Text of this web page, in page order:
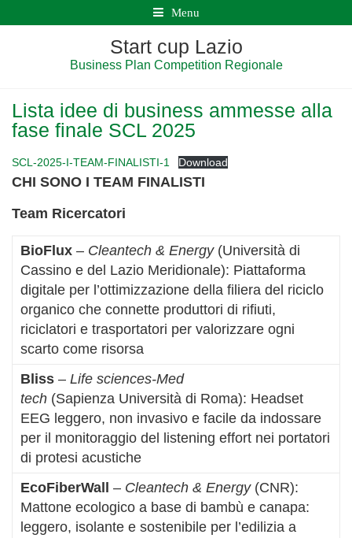
Menu
Start cup Lazio
Business Plan Competition Regionale
Lista idee di business ammesse alla
fase finale SCL 2025
SCL-2025-I-TEAM-FINALISTI-1 Download
CHI SONO I TEAM FINALISTI
Team Ricercatori
BioFlux – Cleantech & Energy(Università di
Cassino e del Lazio Meridionale): Piattaforma
digitale per l’ottimizzazione della filiera del riciclo
organico che connette produttori di rifiuti,
riciclatori e trasportatori per valorizzare ogni
scarto come risorsa
Bliss – Life sciences-Med
tech (Sapienza Università di Roma): Headset
EEG leggero, non invasivo e facile da indossare
per il monitoraggio del listening effort nei portatori
di protesi acustiche
EcoFiberWall
– Cleantech & Energy(CNR):
Mattone ecologico a base di bambù e canapa:
leggero, isolante e sostenibile per l’edilizia a